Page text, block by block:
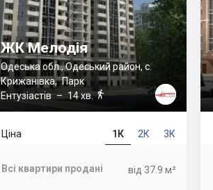
ЖК Мелодія
Одеська обл., Одеський район, с.
Крижанівка,Парк
Ентузіастів– 14 хв.
1К 2К 3К
Ціна
від 37.9 м²
Всі квартири продані